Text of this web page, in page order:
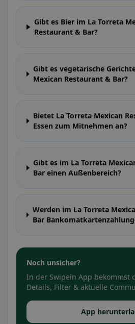
Gibt es Bier im La Torreta
Restaurant & Bar?
Gibt es vegetarische
Mexican Restaurant & Bar?
Bietet La Torreta Mexican
Essen zum Mitnehmen an?
Gibt es im La Torreta
Bar einen Außenbereich?
Werden im La Torreta
Bar
Noch unsicher?
In der Swipein App bekommst
Details, Filter & aktuelle
App